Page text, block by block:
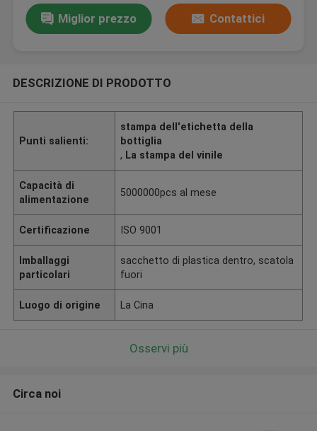
Miglior prezzo Contattici
DESCRIZIONE DI PRODOTTO
Punti salienti:
stampa dell'etichetta della
bottiglia
, La stampa del vinile
Capacità di
alimentazione
5000000pcs al mese
Certificazione ISO 9001
Imballaggi
particolari
sacchetto di plastica dentro, scatola
fuori
Luogo di origine La Cina
Osservi più
Circa noi